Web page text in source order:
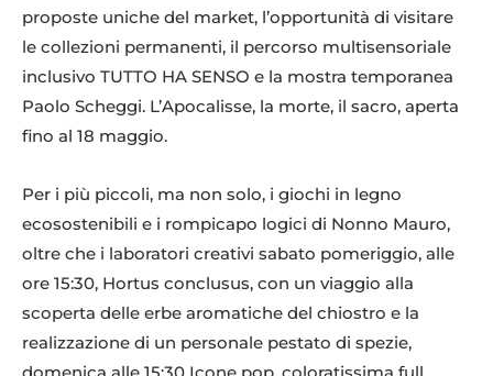
proposte uniche del market, l’opportunità di visitare
le collezioni permanenti, il percorso multisensoriale
inclusivo TUTTO HA SENSO e la mostra temporanea
Paolo Scheggi. L’Apocalisse, la morte, il sacro, aperta
fino al 18 maggio.
Per i più piccoli, ma non solo, i giochi in legno
ecosostenibili e i rompicapo logici di Nonno Mauro,
oltre che i laboratori creativi sabato pomeriggio, alle
ore 15:30, Hortus conclusus, con un viaggio alla
scoperta delle erbe aromatiche del chiostro e la
realizzazione di un personale pestato di spezie,